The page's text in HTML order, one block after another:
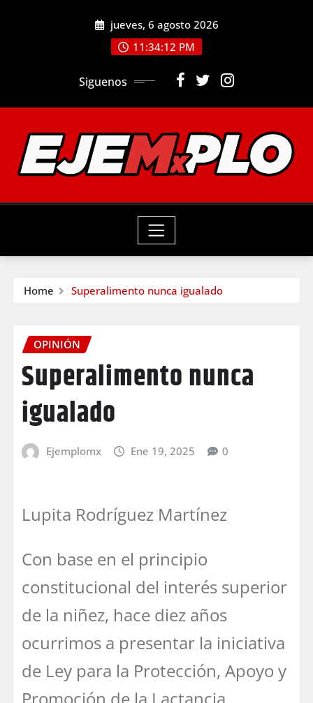
jueves, 6 agosto 2026
11:34:14 PM
Siguenos
Home Superalimento nunca igualado
OPINIÓN
Superalimento nunca
igualado
Ejemplomx Ene 19, 2025 0
Lupita Rodríguez Martínez
Con base en el principio
constitucional del interés superior
de la niñez, hace diez años
ocurrimos a presentar la iniciativa
de Ley para la Protección, Apoyo y